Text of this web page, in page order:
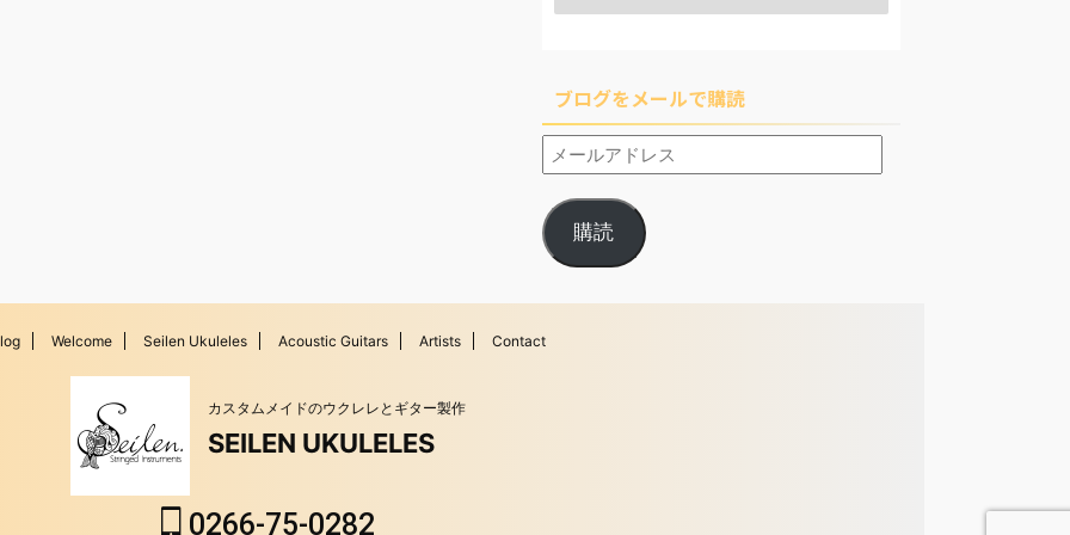
ブログをメールで購読
購読
Welcome Seilen Ukuleles Acoustic Guitars Artists Contact
カスタムメイドのウクレレとギター製作
SEILEN UKULELES
0266-75-0282